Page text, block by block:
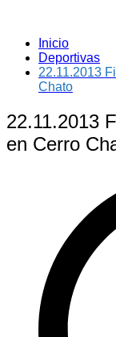
Inicio
Deportivas
22.11.2013
Chato
22.11.2013
en Cerro